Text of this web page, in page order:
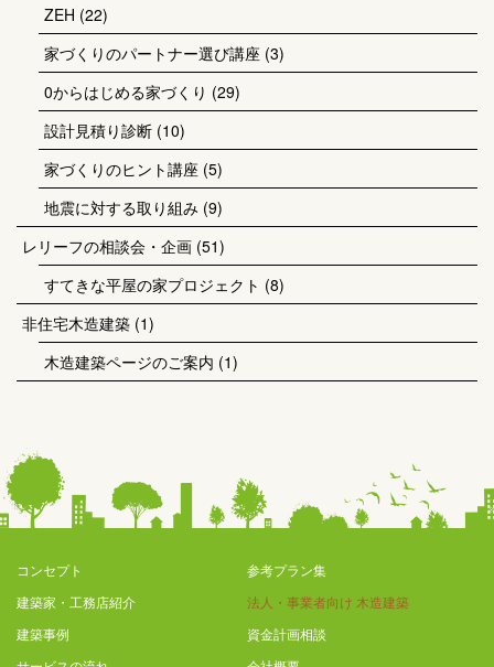
ZEH (22)
家づくりのパートナー選び講座 (3)
0からはじめる家づくり (29)
設計見積り診断 (10)
家づくりのヒント講座 (5)
地震に対する取り組み (9)
レリーフの相談会・企画 (51)
すてきな平屋の家プロジェクト (8)
非住宅木造建築 (1)
木造建築ページのご案内 (1)
コンセプト
建築家・工務店紹介
建築事例
参考プラン集
法人・事業者向け 木造建築
資金計画相談